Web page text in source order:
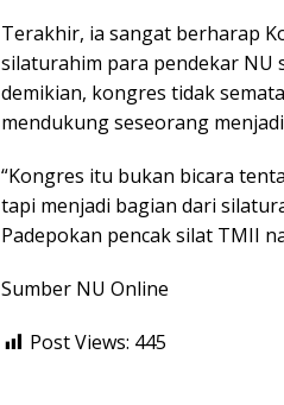
Terakhir, ia sangat berharap
silaturahim para pendekar NU
demikian, kongres tidak
mendukung seseorang
“Kongres itu bukan bicara
tapi menjadi bagian dari
Padepokan pencak silat TMII
Sumber NU Online
Post Views: 445